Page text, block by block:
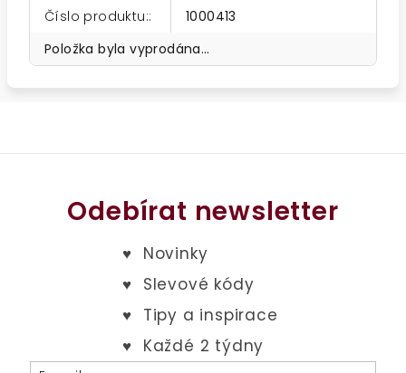
Číslo produktu::
1000413
Položka byla vyprodána…
Odebírat newsletter